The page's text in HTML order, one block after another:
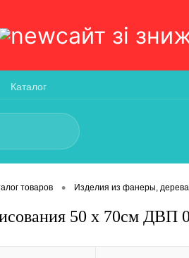
сайт зi
Каталог
товаров • Изделия из фанеры,
50 х 70см ДВП